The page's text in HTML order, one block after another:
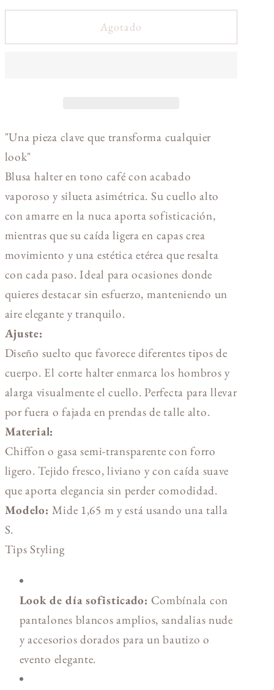
Agotado
"Una pieza clave que transforma cualquier
look"
Blusa halter en tono café con acabado
vaporoso y silueta asimétrica. Su cuello alto
con amarre en la nuca aporta sofisticación,
mientras que su caída ligera en capas crea
movimiento y una estética etérea que resalta
con cada paso. Ideal para ocasiones donde
quieres destacar sin esfuerzo, manteniendo un
aire elegante y tranquilo.
Ajuste:
Diseño suelto que favorece diferentes tipos de
cuerpo. El corte halter enmarca los hombros y
alarga visualmente el cuello. Perfecta para llevar
por fuera o fajada en prendas de talle alto.
Material:
Chiffon o gasa semi-transparente con forro
ligero. Tejido fresco, liviano y con caída suave
que aporta elegancia sin perder comodidad.
Modelo:Mide 1,65 m y está usando una talla
S.
Tips Styling
Look de día sofisticado: Combínala con
pantalones blancos amplios, sandalias nude
y accesorios dorados para un bautizo o
evento elegante.